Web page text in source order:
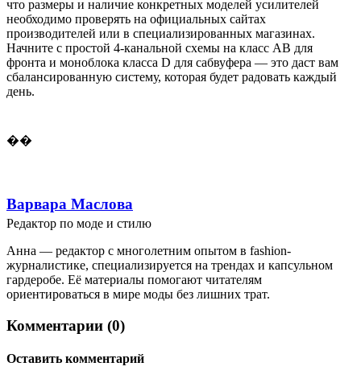
что размеры и наличие конкретных моделей усилителей
необходимо проверять на официальных сайтах
производителей или в специализированных магазинах.
Начните с простой 4-канальной схемы на класс AB для
фронта и моноблока класса D для сабвуфера — это даст вам
сбалансированную систему, которая будет радовать каждый
день.
��
Варвара Маслова
Редактор по моде и стилю
Анна — редактор с многолетним опытом в fashion-
журналистике, специализируется на трендах и капсульном
гардеробе. Её материалы помогают читателям
ориентироваться в мире моды без лишних трат.
Комментарии (0)
Оставить комментарий